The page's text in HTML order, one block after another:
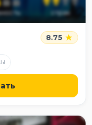
страх
8.75